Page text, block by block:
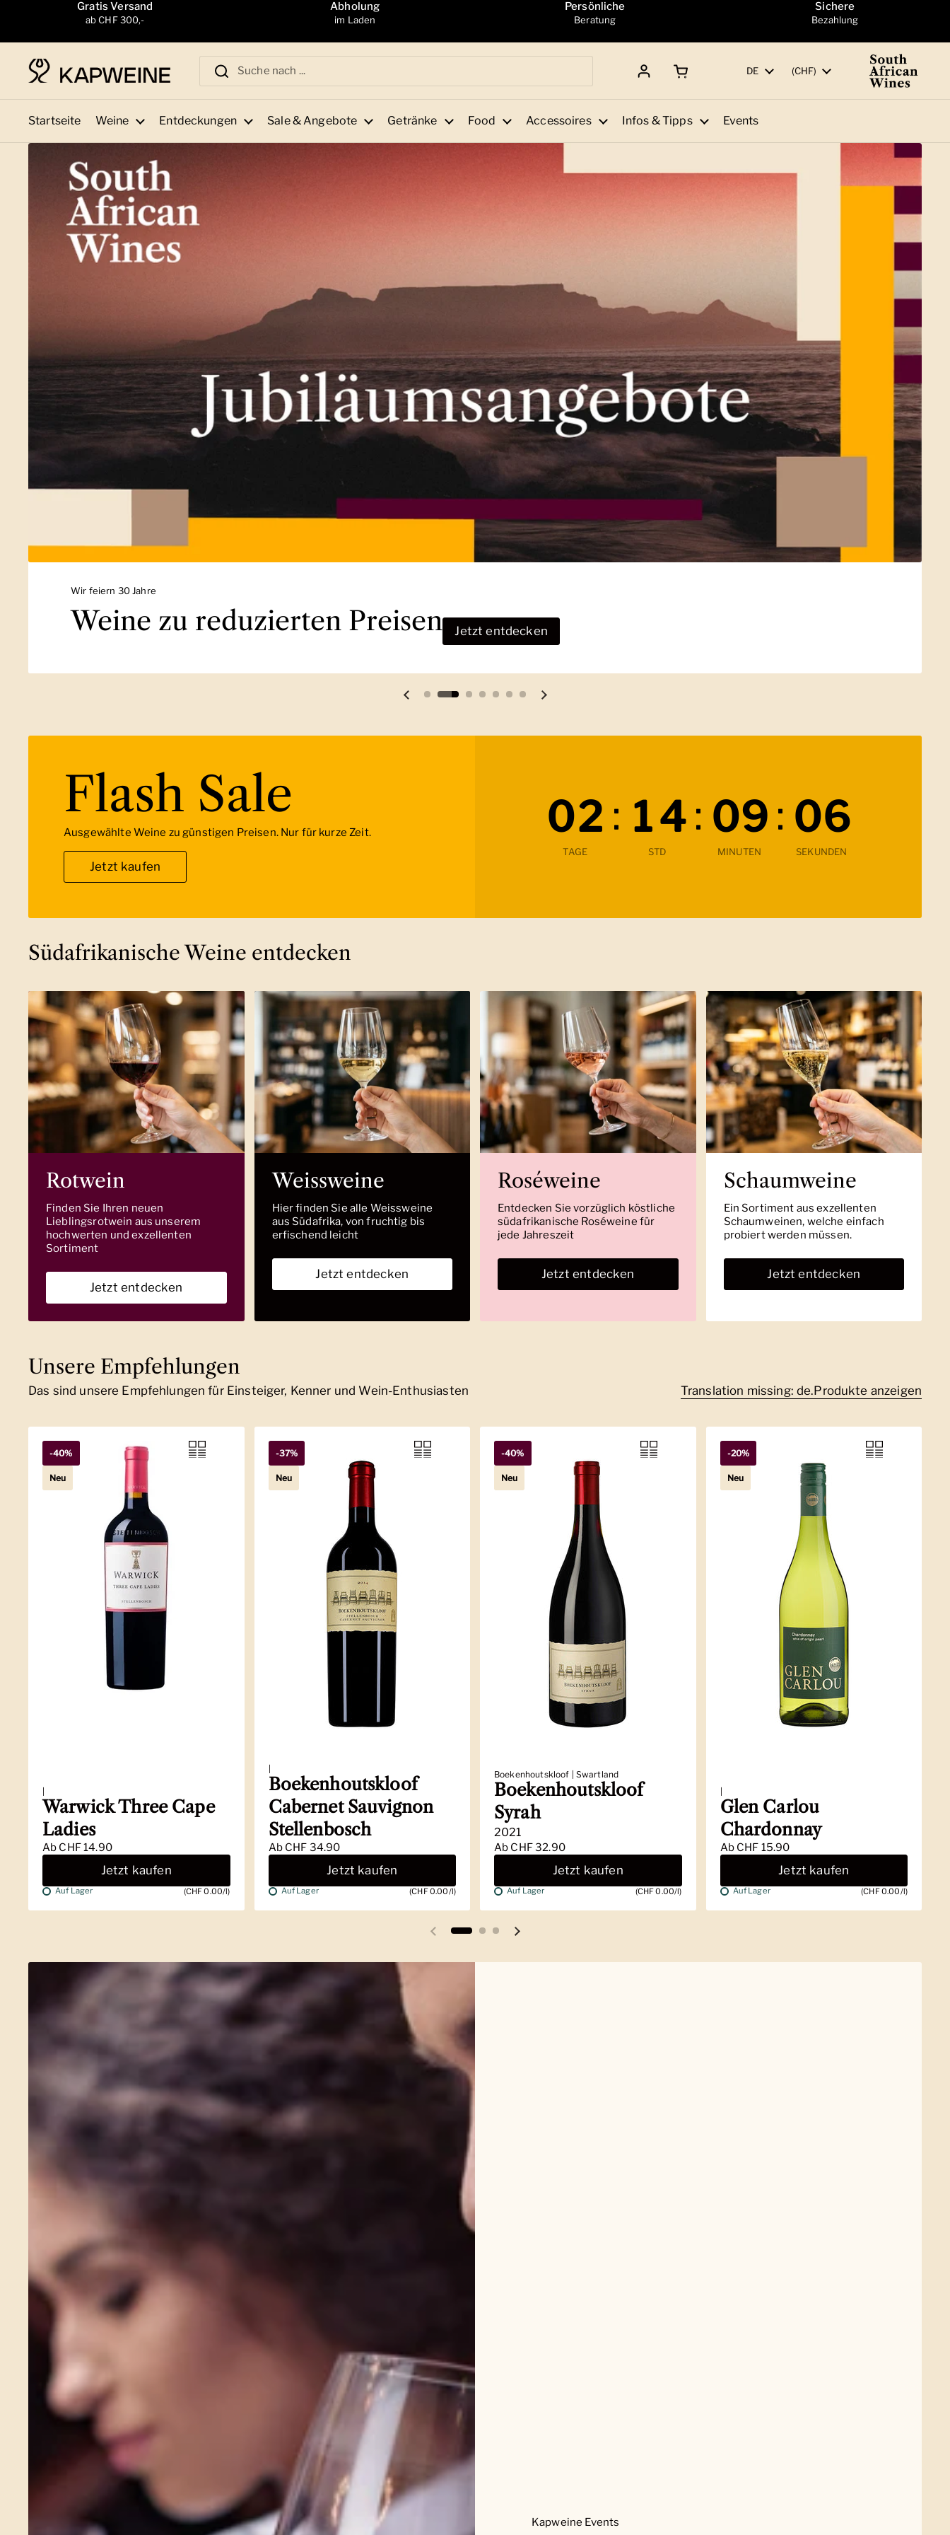
Zum Inhalt springenGratis Versand
ab CHF 300,-
Abholung
im Laden
Persönliche
Beratung
Sichere
Bezahlung
Sprache
DE Land/Region
(CHF)
Startseite Weine Entdeckungen Sale & Angebote Getränke Food Accessoires Infos & Tipps Events
Wir feiern 30 Jahre
Weine zu reduzierten Preisen Jetzt entdecken
Vorherige Folie Nächste Folie
Verbleibende Zeit
02
TAGE
: 14
STD
: 09
MINUTEN
: 04
SEKUNDEN
Flash Sale
Ausgewählte Weine zu günstigen Preisen. Nur für kurze Zeit.
Jetzt kaufen
Südafrikanische Weine entdecken
Rotwein
Finden Sie Ihren neuen
Lieblingsrotwein aus unserem
hochwerten und exzellenten
Sortiment
Jetzt entdecken
Weissweine
Hier finden Sie alle Weissweine
aus Südafrika, von fruchtig bis
erfischend leicht
Jetzt entdecken
Roséweine
Entdecken Sie vorzüglich köstliche
südafrikanische Roséweine für
jede Jahreszeit
Jetzt entdecken
Schaumweine
Ein Sortiment aus exzellenten
Schaumweinen, welche einfach
probiert werden müssen.
Jetzt entdecken
Unsere Empfehlungen
Das sind unsere Empfehlungen für Einsteiger, Kenner und Wein-Enthusiasten Translation missing: de.Produkte anzeigen
Warwick Three Cape
Ladies
Ab CHF 14.90
Jetzt kaufen
Auf Lager (CHF 0.00/l)
-40%
Neu
Boekenhoutskloof
Cabernet Sauvignon
Stellenbosch
Ab CHF 34.90
Jetzt kaufen
Auf Lager (CHF 0.00/l)
-37%
Neu
Boekenhoutskloof | Swartland
Boekenhoutskloof
Syrah
2021
Ab CHF 32.90
Jetzt kaufen
Auf Lager (CHF 0.00/l)
-40%
Neu
Glen Carlou
Chardonnay
Ab CHF 15.90
Jetzt kaufen
Auf Lager (CHF 0.00/l)
-20%
Neu
Vorherige Folie Nächste Folie
Kapweine Events